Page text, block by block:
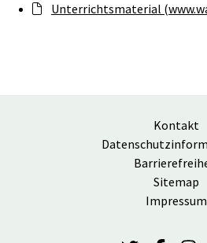
Unterrichtsmaterial
Kontakt
Sitemap
Impressum